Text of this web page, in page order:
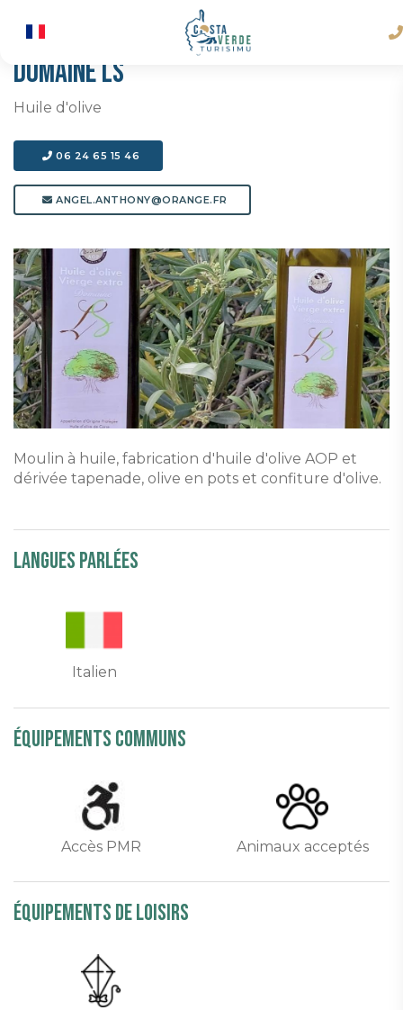
DOMAINE LS
Huile d'olive
06 24 65 15 46
ANGEL.ANTHONY@ORANGE.FR
Moulin à huile, fabrication d'huile d'olive AOP et
dérivée tapenade, olive en pots et confiture d'olive.
Langues parlées
Italien
équipements communs
Accès PMR Animaux acceptés
équipements de loisirs